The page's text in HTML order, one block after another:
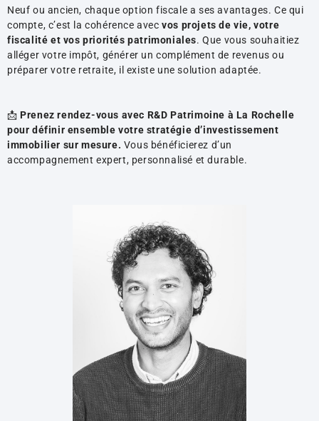
Neuf ou ancien, chaque option fiscale a ses avantages. Ce qui
compte, c’est la cohérence avecvos projets de vie, votre
fiscalité et vos priorités patrimoniales. Que vous souhaitiez
alléger votre impôt, générer un complément de revenus ou
préparer votre retraite, il existe une solution adaptée.
📩Prenez rendez-vous avec R&D Patrimoine à La Rochelle
pour définir ensemble votre stratégie d’investissement
immobilier sur mesure. Vous bénéficierez d’un
accompagnement expert, personnalisé et durable.